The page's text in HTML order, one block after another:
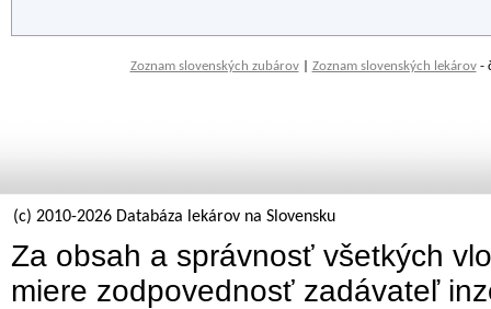
Zoznam slovenských zubárov| Zoznam slovenských lekárov-
(c) 2010-2026 Databáza lekárov na Slovensku
Za obsah a správnosť všetkých
miere zodpovednosť zadávateľ